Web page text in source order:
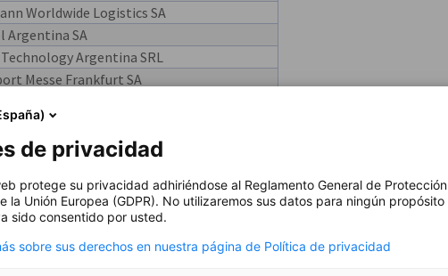
Worldwide Logistics SA
Argentina SA
Technology Argentina SRL
Messe Frankfurt SA
S.A.
SA
Sudamericana SA
Argentina S.A. (Buenos Aires)
Benz Camiones y Buses Argentina SAU
de privacidad
protege su privacidad adhiriéndose al Reglamento General de Protección
la Unión Europea (GDPR). No utilizaremos sus datos para ningún propósito
sido consentido por usted.
sobre sus derechos en nuestra página de Política de privacidad